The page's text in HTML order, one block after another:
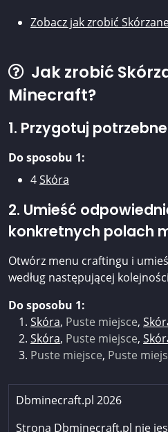
Zobacz jak zrobić
Jak zrobić
Minecraft?
1. Przygotuj
Do sposobu 1:
4Skóra
2. Umieść
konkretnych polach
Otwórz menu craftingu i
według następującej
Do sposobu 1:
Skóra, Puste miejsce,
Skóra, Puste miejsce,
Puste miejsce, Puste
Dbminecraft.pl 2026
Strona Dbminecraft.pl nie